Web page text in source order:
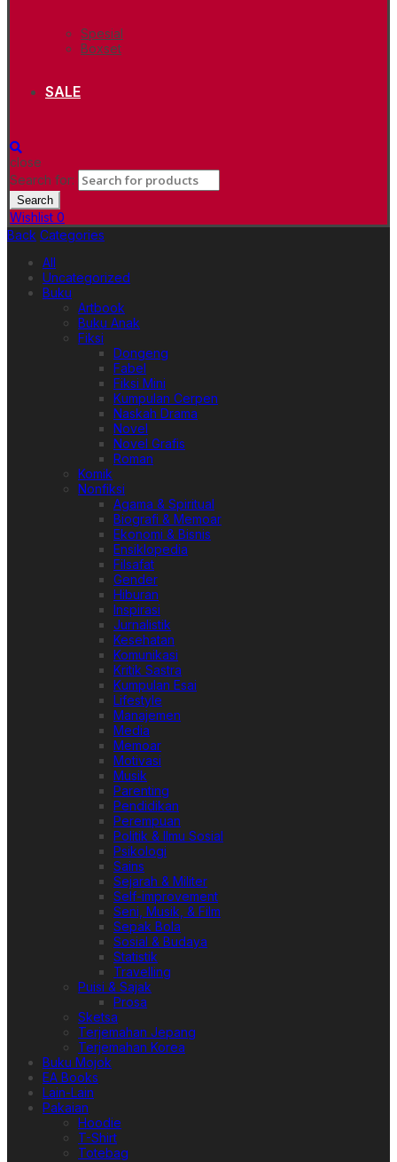
Spesial
Boxset
SALE
close
Search for:
Search
Wishlist 0
Back Categories
All
Uncategorized
Buku
Artbook
Buku Anak
Fiksi
Dongeng
Fabel
Fiksi Mini
Kumpulan Cerpen
Naskah Drama
Novel
Novel Grafis
Roman
Komik
Nonfiksi
Agama & Spiritual
Biografi & Memoar
Ekonomi & Bisnis
Ensiklopedia
Filsafat
Gender
Hiburan
Inspirasi
Jurnalistik
Kesehatan
Komunikasi
Kritik Sastra
Kumpulan Esai
Lifestyle
Manajemen
Media
Memoar
Motivasi
Musik
Parenting
Pendidikan
Perempuan
Politik & Ilmu Sosial
Psikologi
Sains
Sejarah & Militer
Self-improvement
Seni, Musik, & Film
Sepak Bola
Sosial & Budaya
Statistik
Travelling
Puisi & Sajak
Prosa
Sketsa
Terjemahan Jepang
Terjemahan Korea
Buku Mojok
EA Books
Lain-Lain
Pakaian
Hoodie
T-Shirt
Totebag